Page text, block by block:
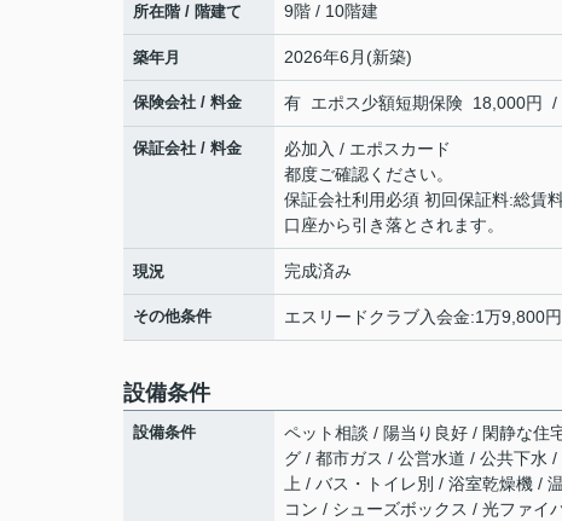
所在階 / 階建て 9階 / 10階建
築年月 2026年6月(新築)
保険会社 / 料金 有 エポス少額短期保険 18,000円 /
保証会社 / 料金
必加入 / エポスカード
都度ご確認ください。
保証会社利用必須 初回保証料:総賃
口座から引き落とされます。
現況 完成済み
その他条件 エスリードクラブ入会金:1万9,800
設備条件
設備条件
ペット相談 / 陽当り良好 / 閑静な住
グ / 都市ガス / 公営水道 / 公共下水
上 / バス・トイレ別 / 浴室乾燥機 /
コン / シューズボックス / 光ファイ